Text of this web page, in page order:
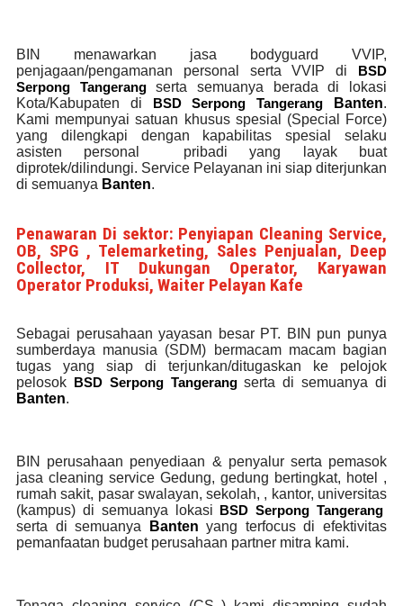
BIN menawarkan jasa bodyguard VVIP,
penjagaan/pengamanan personal serta VVIP di BSD
Serpong Tangerangserta semuanya berada di lokasi
Kota/Kabupaten di BSD Serpong Tangerang Banten.
Kami mempunyai satuan khusus spesial (Special Force)
yang dilengkapi dengan kapabilitas spesial selaku
asisten personal pribadi yang layak buat
diprotek/dilindungi. Service Pelayanan ini siap diterjunkan
di semuanya Banten.
Penawaran Di sektor: Penyiapan Cleaning Service,
OB, SPG , Telemarketing, Sales Penjualan, Deep
Collector, IT Dukungan Operator, Karyawan
Operator Produksi, Waiter Pelayan Kafe
Sebagai perusahaan yayasan besar PT. BIN pun punya
sumberdaya manusia (SDM) bermacam macam bagian
tugas yang siap di terjunkan/ditugaskan ke pelojok
pelosok BSD Serpong Tangerangserta di semuanya di
Banten.
BIN perusahaan penyediaan & penyalur serta pemasok
jasa cleaning service Gedung, gedung bertingkat, hotel ,
rumah sakit, pasar swalayan, sekolah, , kantor, universitas
(kampus) di semuanya lokasi BSD Serpong Tangerang
serta di semuanya
Banten yang terfocus di efektivitas
pemanfaatan budget perusahaan partner mitra kami.